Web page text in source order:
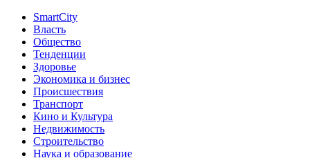
SmartCity
Власть
Общество
Тенденции
Здоровье
Экономика и бизнес
Происшествия
Транспорт
Кино и Культура
Недвижимость
Строительство
Наука и образование